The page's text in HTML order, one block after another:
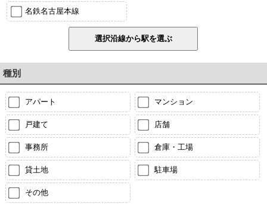
名鉄名古屋本線
種別
アパート マンション
戸建て 店舗
事務所 倉庫・工場
貸土地 駐車場
その他